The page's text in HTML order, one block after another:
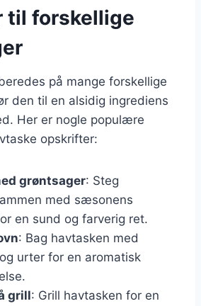
til forskellige
på mange forskellige
den til en alsidig ingrediens
Her er nogle populære
opskrifter:
grøntsager: Steg
med sæsonens
en sund og farverig ret.
: Bag havtasken med
urter for en aromatisk
grill: Grill havtasken for en